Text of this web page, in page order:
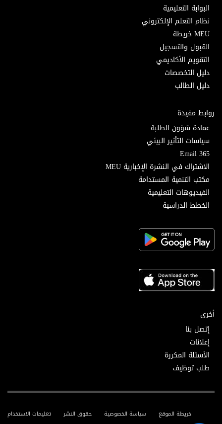
البوابة التعليمية
نظام التعلم الإلكتروني
MEU خريطة
القبول والتسجيل
التقويم الأكاديمي
دليل التخصصات
دليل الطالب
روابط مفيدة
عمادة شؤون الطلبة
سياسات التأثير البيئي
Email 365
الاشتراك في النشرة الإخبارية MEU
مكتب التنمية المستدامة
الفيديوهات التعليمية
الخطط الدراسية
أخرى
إتصل بنا
إعلانات
الأسئلة المكررة
طلب توظيف
تعليمات الاستخدام حقوق النشر سياسة الخصوصية خريطة الموقع